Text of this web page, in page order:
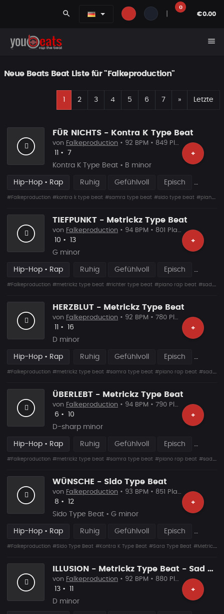
search
0
€0.00
menu
Neue Beats Beat Liste für "Falkeproduction"
2 3 4 5 6 7 »Nächste
Letzte
FÜR NICHTS - Kontra K Type Beat
+
von Falkeproduction • 92 BPM • 849 Plays
Likes
• Vorgeschlagen
7
Kontra K Type Beat • B minor
Hip-Hop • Rap Ruhig Gefühlvoll Episch
#Falkeproduction #kontra k type beat #samra type beat #sido type beat #piano rap beat
TIEFPUNKT - Metrickz Type Beat
+
von Falkeproduction • 94 BPM • 801 Plays
Likes
10 • Vorgeschlagen
13
G minor
Hip-Hop • Rap Ruhig Gefühlvoll Episch
#Falkeproduction #metrickz type beat #richter type beat #piano rap beat #sad rap beat
HERZBLUT - Metrickz Type Beat
+
von Falkeproduction • 92 BPM • 780 Plays
Likes
• Vorgeschlagen
16
D minor
Hip-Hop • Rap Ruhig Gefühlvoll Episch
#Falkeproduction #metrickz type beat #samra type beat #piano rap beat #sad rap beat
ÜBERLEBT - Metrickz Type Beat
+
von Falkeproduction • 94 BPM • 790 Plays
Likes
6 • Vorgeschlagen
10
D-sharp minor
Hip-Hop • Rap Ruhig Gefühlvoll Episch
#Falkeproduction #metrickz type beat #samra type beat #piano rap beat #sad rap beat
WÜNSCHE - Sido Type Beat
+
von Falkeproduction • 93 BPM • 851 Plays
Likes
8 • Vorgeschlagen
12
Sido Type Beat • G minor
Hip-Hop • Rap Ruhig Gefühlvoll Episch
#Falkeproduction #Sido Type Beat #Kontra K Type Beat #Sara Type Beat #Metrickz Type Beat
ILLUSION - Metrickz Type Beat - Sad Piano Rap Beat
+
von Falkeproduction • 92 BPM • 880 Plays
Likes
13 • Vorgeschlagen
D minor